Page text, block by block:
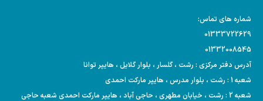
شماره های تماس:
01333722629
01332008545
آدرس دفتر مرکزی : رشت ، گلسار ، بلوار گلایل ، هایپر توانا
شعبه 1 : رشت ، بلوار مدرس ، هایپر مارکت احمدی
شعبه 2 : رشت ، خیابان مطهری ، حاجی آباد ، هایپر مارکت احمدی شعبه حاجی